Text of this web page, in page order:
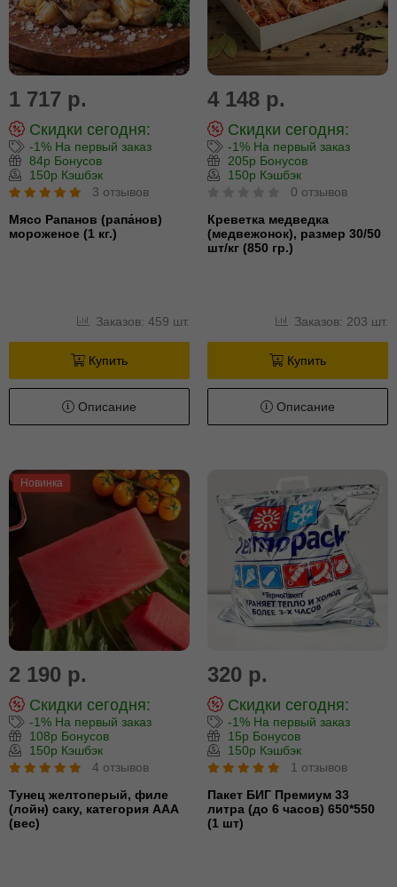
1 717 р.
Скидки сегодня:
-1% На первый заказ
84р Бонусов
150р Кэшбэк
3 отзывов
Мясо Рапанов (рапа́нов)
мороженое (1 кг.)
Заказов: 459 шт.
Купить
Описание
4 148 р.
Скидки сегодня:
-1% На первый заказ
205р Бонусов
150р Кэшбэк
0 отзывов
Креветка медведка
(медвежонок), размер 30/50
шт/кг (850 гр.)
Заказов: 203 шт.
Купить
Описание
Новинка
2 190 р.
Скидки сегодня:
-1% На первый заказ
108р Бонусов
150р Кэшбэк
4 отзывов
Тунец желтоперый, филе
(лойн) cаку, категория ААА
(вес)
320 р.
Скидки сегодня:
-1% На первый заказ
15р Бонусов
150р Кэшбэк
1 отзывов
Пакет БИГ Премиум 33
литра (до 6 часов) 650*550
(1 шт)